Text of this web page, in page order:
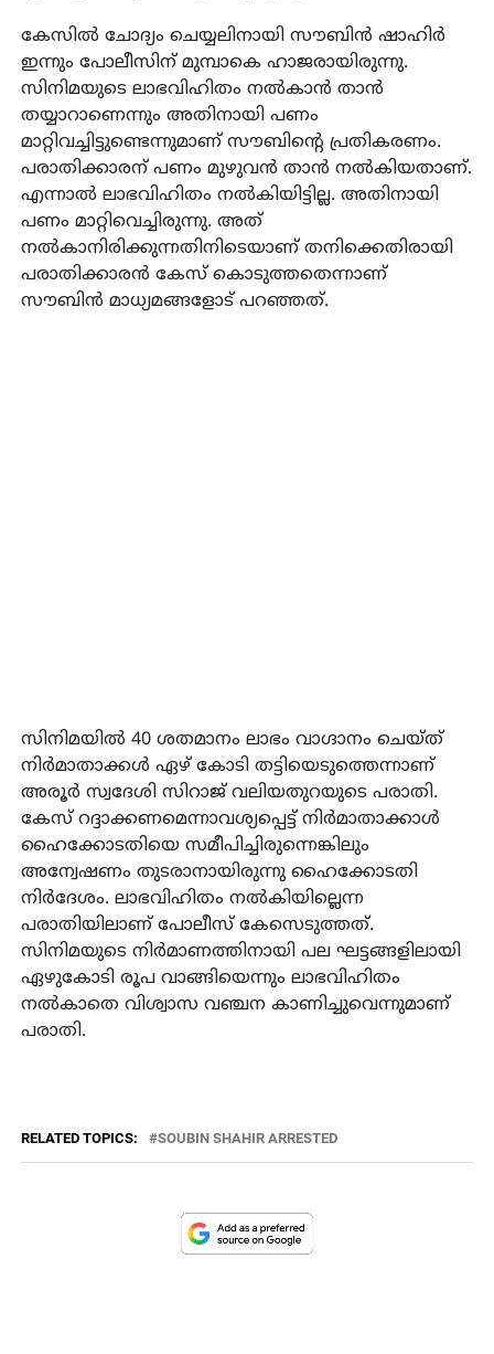
കേസില്‍ ചോദ്യം ചെയ്യലിനായി സൗബിന്‍ ഷാഹിര്‍
ഇന്നും പോലീസിന് മുമ്പാകെ ഹാജരായിരുന്നു.
സിനിമയുടെ ലാഭവിഹിതം നല്‍കാന്‍ താന്‍
തയ്യാറാണെന്നും അതിനായി പണം
മാറ്റിവച്ചിട്ടുണ്ടെന്നുമാണ് സൗബിന്റെ പ്രതികരണം.
പരാതിക്കാരന് പണം മുഴുവന്‍ താന്‍ നല്‍കിയതാണ്.
എന്നാല്‍ ലാഭവിഹിതം നല്‍കിയിട്ടില്ല. അതിനായി
പണം മാറ്റിവെച്ചിരുന്നു. അത്
നല്‍കാനിരിക്കുന്നതിനിടെയാണ് തനിക്കെതിരായി
പരാതിക്കാരന്‍ കേസ് കൊടുത്തതെന്നാണ്
സൗബിന്‍ മാധ്യമങ്ങളോട് പറഞ്ഞത്.
സിനിമയില്‍ 40 ശതമാനം ലാഭം വാഗ്ദാനം ചെയ്ത്
നിര്‍മാതാക്കള്‍ ഏഴ് കോടി തട്ടിയെടുത്തെന്നാണ്
അരൂര്‍ സ്വദേശി സിറാജ് വലിയതുറയുടെ പരാതി.
കേസ് റദ്ദാക്കണമെന്നാവശ്യപ്പെട്ട് നിര്‍മാതാക്കാള്‍
ഹൈക്കോടതിയെ സമീപിച്ചിരുന്നെങ്കിലും
അന്വേഷണം തുടരാനായിരുന്നു ഹൈക്കോടതി
നിര്‍ദേശം. ലാഭവിഹിതം നല്‍കിയില്ലെന്ന
പരാതിയിലാണ് പോലീസ് കേസെടുത്തത്.
സിനിമയുടെ നിര്‍മാണത്തിനായി പല ഘട്ടങ്ങളിലായി
ഏഴുകോടി രൂപ വാങ്ങിയെന്നും ലാഭവിഹിതം
നല്‍കാതെ വിശ്വാസ വഞ്ചന കാണിച്ചുവെന്നുമാണ്
പരാതി.
RELATED TOPICS: SOUBIN SHAHIR ARRESTED